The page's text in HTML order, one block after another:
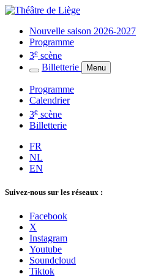
Nouvelle saison 2026-2027
Programme
3e scène
Billetterie
Menu
Programme
Calendrier
3e scène
Billetterie
FR
NL
EN
Suivez-nous sur les réseaux :
Facebook
X
Instagram
Youtube
Soundcloud
Tiktok